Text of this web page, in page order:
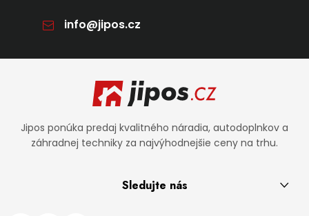
info@jipos.cz
Jipos ponúka predaj kvalitného náradia, autodoplnkov a
záhradnej techniky za najvýhodnejšie ceny na trhu.
Sledujte nás